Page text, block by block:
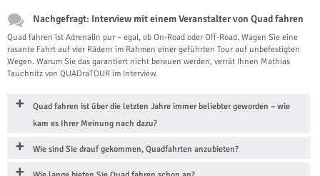
Nachgefragt: Interview mit einem Veranstalter von Quad fahren
Quad fahren ist Adrenalin pur – egal, ob On-Road oder Off-Road. Wagen Sie eine
rasante Fahrt auf vier Rädern im Rahmen einer geführten Tour auf unbefestigten
Wegen. Warum Sie das garantiert nicht bereuen werden, verrät Ihnen Mathias
Tauchnitz von QUADraTOUR im Interview.
Quad fahren ist über die letzten Jahre immer beliebter geworden – wie
kam es Ihrer Meinung nach dazu?
Wie sind Sie drauf gekommen, Quadfahrten anzubieten?